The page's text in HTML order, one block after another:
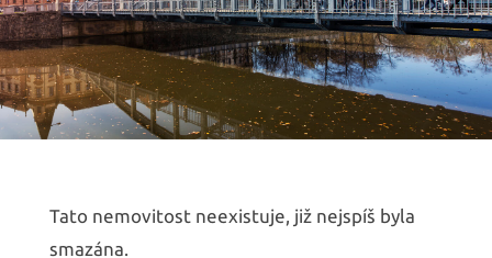
Tato nemovitost neexistuje, již nejspíš byla
smazána.